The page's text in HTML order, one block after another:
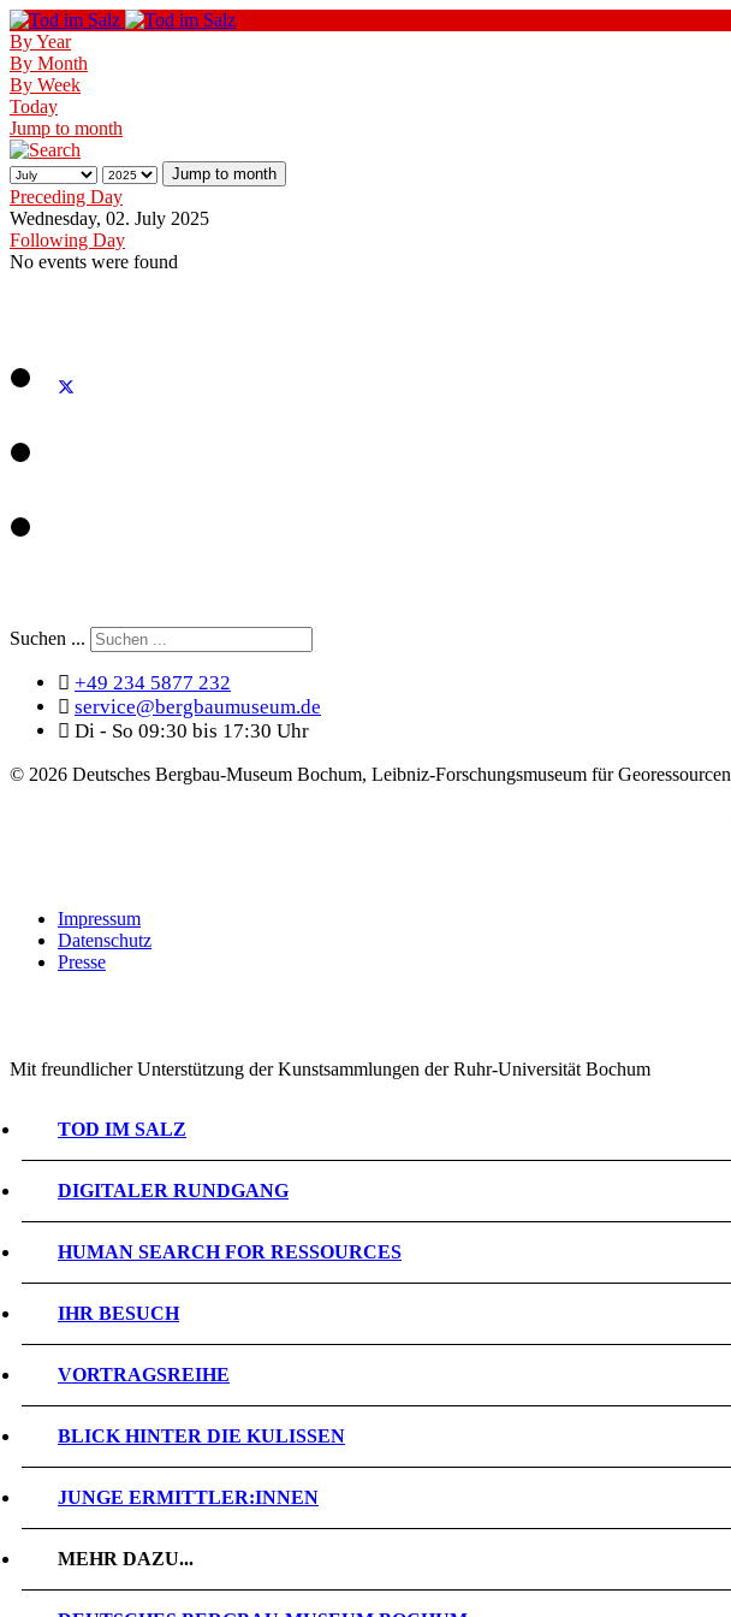
By Year
By Month
By Week
Today
Jump to month
Jump to month
Preceding Day
Wednesday, 02. July 2025
Following Day
No events were found
Suchen ...
+49 234 5877 232
service@bergbaumuseum.de
Di - So 09:30 bis 17:30 Uhr
© 2026 Deutsches Bergbau-Museum Bochum, Leibniz-Forschungsmuseum für Georessourcen
Impressum
Datenschutz
Presse
Mit freundlicher Unterstützung der Kunstsammlungen der Ruhr-Universität Bochum
TOD IM SALZ
DIGITALER RUNDGANG
HUMAN SEARCH FOR RESSOURCES
IHR BESUCH
VORTRAGSREIHE
BLICK HINTER DIE KULISSEN
JUNGE ERMITTLER:INNEN
MEHR DAZU...